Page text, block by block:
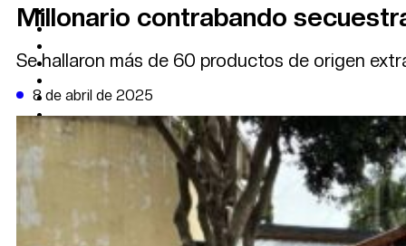
AGRO
DEPORTES
POLÍTICA
DATA FIRME
DE LA TRIBUNA TV
Millonario contrabando
Se hallaron más de 60 productos de origen
8 de abril de 2025